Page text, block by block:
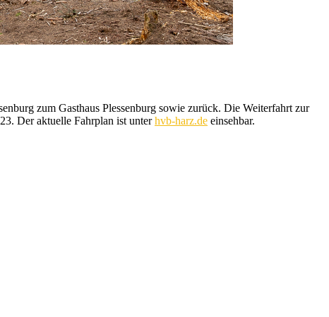
zum Gasthaus Plessenburg sowie zurück. Die Weiterfahrt zur
Der aktuelle Fahrplan ist unterhvb-harz.de einsehbar.